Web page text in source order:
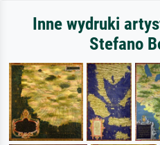
Inne wydruki
Stefano